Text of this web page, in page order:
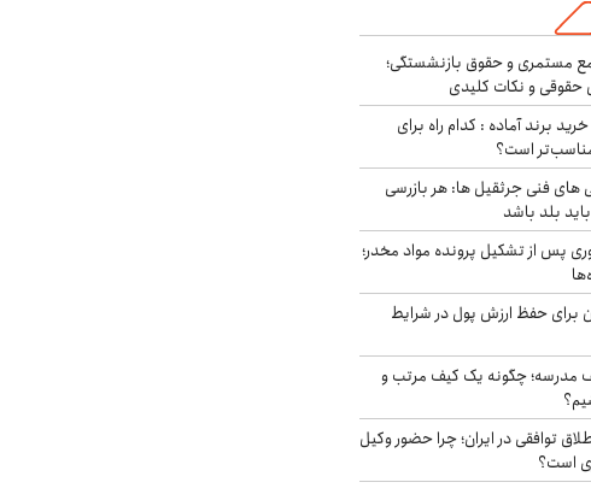
مستمری و حقوق بازنشستگی؛
حقوقی و نکات کلیدی
برند آماده : کدام راه برای
است؟
های فنی جرثقیل ها: هر بازرسی
بلد باشد
پس از تشکیل پرونده مواد مخدر؛
برای حفظ ارزش پول در شرایط
مدرسه؛ چگونه یک کیف مرتب و
توافقی در ایران؛ چرا حضور وکیل
است؟